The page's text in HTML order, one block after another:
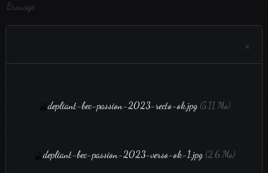
Brouage
film vidéo
film vidéo
×
depliant-bec-passion-2023-recto-ok.jpg(5.11 Mo)
depliant-bec-passion-2023-verso-ok-1.jpg(2.6 Mo)